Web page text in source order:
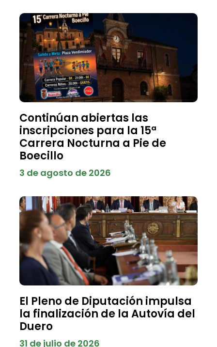
Continúan abiertas las
inscripciones para la 15ª
Carrera Nocturna a Pie de
Boecillo
3 de agosto de 2026
El Pleno de Diputación impulsa
la finalización de la Autovía del
Duero
31 de julio de 2026